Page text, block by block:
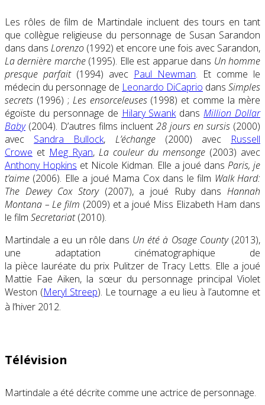
Les rôles de film de Martindale incluent des tours en tant
que collègue religieuse du personnage de Susan Sarandon
dans dans Lorenzo (1992) et encore une fois avec Sarandon,
La dernière marche(1995). Elle est apparue dans Un homme
presque parfait(1994) avec Paul Newman. Et comme le
médecin du personnage de Leonardo DiCaprio dans Simples
secrets (1996) ; Les ensorceleuses(1998) et comme la mère
égoïste du personnage de Hilary SwankdansMillion Dollar
Baby(2004). D’autres films incluent 28 jours en sursis (2000)
avec Sandra Bullock, L’échange(2000) avec Russell
Crowe et Meg Ryan, La couleur du mensonge (2003) avec
Anthony Hopkins et Nicole Kidman. Elle a joué dans Paris, je
t’aime (2006). Elle a joué Mama Cox dans le film Walk Hard:
The Dewey Cox Story(2007), a joué Ruby dansHannah
Montana – Le film (2009) et a joué Miss Elizabeth Ham dans
le film Secretariat(2010).
Martindale a eu un rôle dans Un été à Osage County(2013),
une adaptation cinématographique de
la pièce lauréate du prix Pulitzer de Tracy Letts. Elle a joué
Mattie Fae Aiken, la sœur du personnage principal Violet
Weston (Meryl Streep). Le tournage a eu lieu à l’automne et
à l’hiver 2012.
Télévision
Martindale a été décrite comme une actrice de personnage.